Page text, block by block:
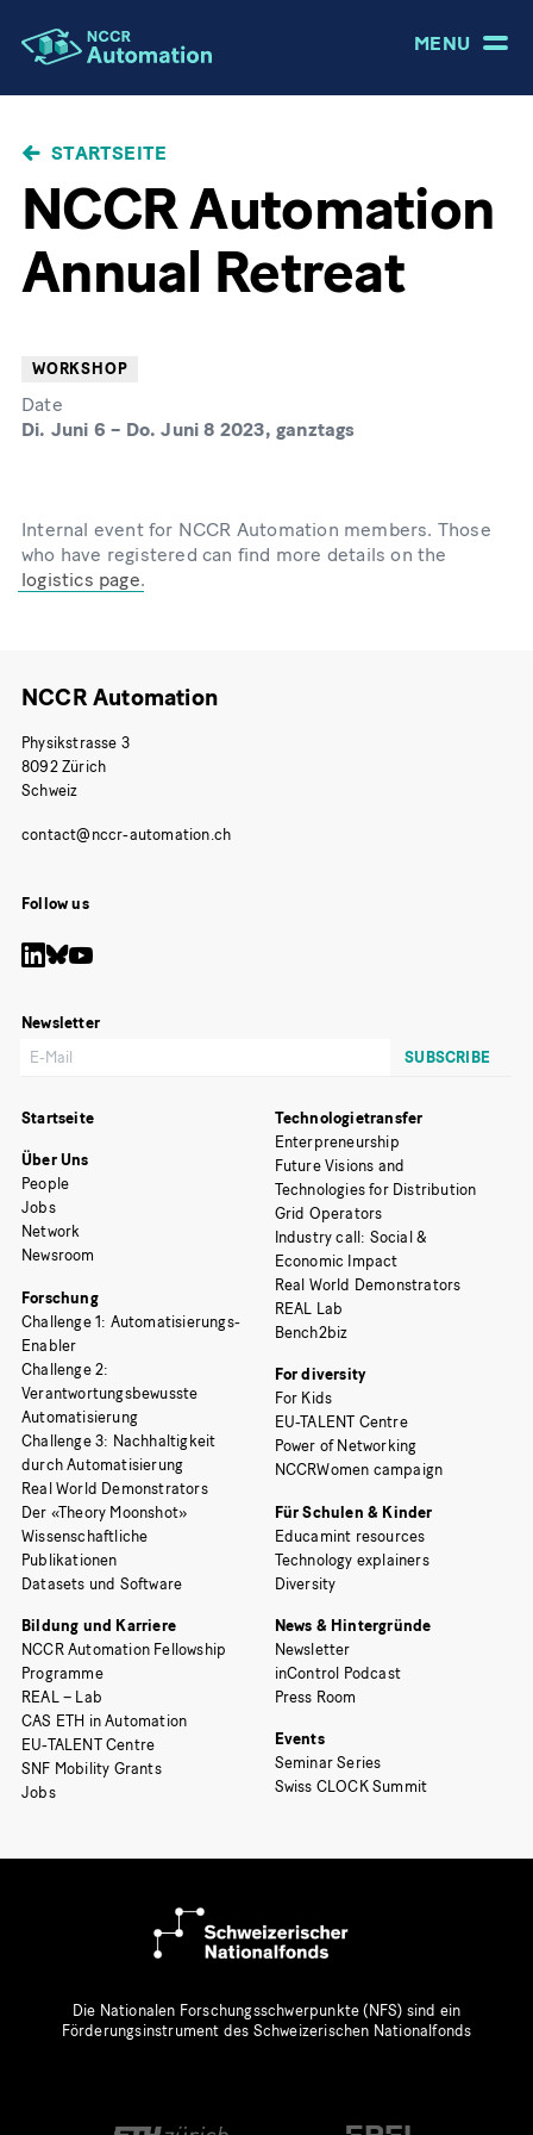
MENU
PFADNAVIGATION
STARTSEITE
NCCR Automation
Annual Retreat
WORKSHOP
Date
Di. Juni 6 – Do. Juni 8 2023, ganztags
Internal event for NCCR Automation members. Those
who have registered can find more details on the
logistics page.
NCCR Automation
Physikstrasse 3
8092 Zürich
Schweiz
Follow us
Newsletter
Startseite
Über Uns
People
Jobs
Network
Newsroom
Forschung
Challenge 1: Automatisierungs-
Enabler
Challenge 2:
Verantwortungsbewusste
Automatisierung
Challenge 3: Nachhaltigkeit
durch Automatisierung
Real World Demonstrators
Der «Theory Moonshot»
Wissenschaftliche
Publikationen
Datasets und Software
Bildung und Karriere
NCCR Automation Fellowship
Programme
REAL – Lab
CAS ETH in Automation
EU-TALENT Centre
SNF Mobility Grants
Jobs
Technologietransfer
Enterpreneurship
Future Visions and
Technologies for Distribution
Grid Operators
Industry call: Social &
Economic Impact
Real World Demonstrators
REAL Lab
Bench2biz
For diversity
For Kids
EU-TALENT Centre
Power of Networking
NCCRWomen campaign
Für Schulen & Kinder
Educamint resources
Technology explainers
Diversity
News & Hintergründe
Newsletter
inControl Podcast
Press Room
Events
Seminar Series
Swiss CLOCK Summit
Die Nationalen Forschungsschwerpunkte (NFS) sind ein
Förderungsinstrument des Schweizerischen Nationalfonds